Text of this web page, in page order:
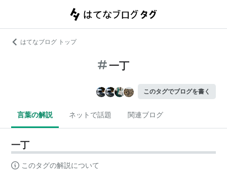
はてなブログ トップ
一丁
このタグでブログを書く
言葉の解説 ネットで話題 関連ブログ
一丁
このタグの解説について